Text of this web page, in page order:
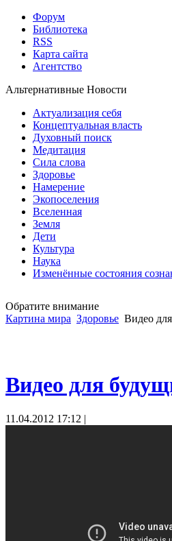
Форум
Библиотека
RSS
Карта сайта
Агентство
Альтернативные Новости
Актуализация себя
Концептуальная власть
Духовный поиск
Медитация
Сила слова
Здоровье
Намерение
Экопоселения
Вселенная
Земля
Дети
Культура
Наука
Изменённые состояния
Обратите внимание
Картина мира Здоровье Видео
Видео для
11.04.2012 17:12 |